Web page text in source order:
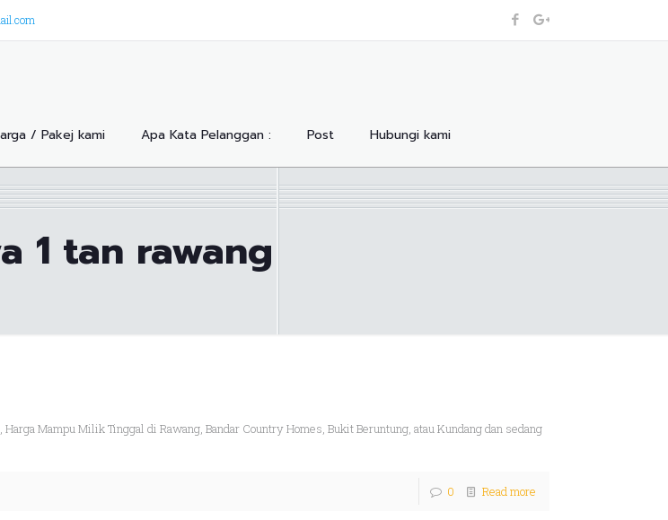
/ Pakej kami Apa Kata Pelanggan : Post Hubungi kami
1 tan rawang
Mampu Milik Tinggal di Rawang, Bandar Country Homes, Bukit Beruntung, atau Kundang dan sedang
0 Read more